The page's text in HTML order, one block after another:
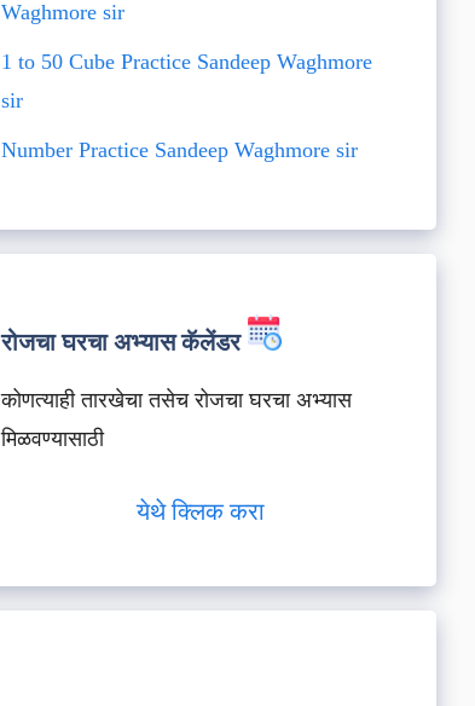
Waghmore sir
1 to 50 Cube Practice Sandeep Waghmore
sir
Number Practice Sandeep Waghmore sir
रोजचा घरचा अभ्यास कॅलेंडर
कोणत्याही तारखेचा तसेच रोजचा घरचा अभ्यास
मिळवण्यासाठी
येथे क्लिक करा